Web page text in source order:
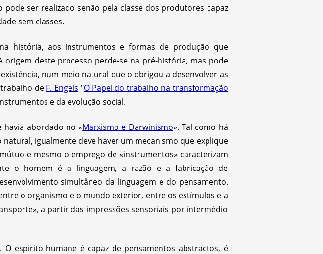
ser realizado senão pela classe dos produtores capaz
sem classes.
história, aos instrumentos e formas de produção que
deste processo perde-se na pré-história, mas pode
num meio natural que o obrigou a desenvolver as
de F. Engels "O Papel do trabalho na transformação
e da evolução social.
havia abordado no «Marxismo e Darwinismo». Tal como há
igualmente deve haver um mecanismo que explique
e mesmo o emprego de «instrumentos» caracterizam
o homem é a linguagem, a razão e a fabricação de
simultâneo da linguagem e do pensamento.
o organismo e o mundo exterior, entre os estímulos e a
a partir das impressões sensoriais por intermédio
espirito humane é capaz de pensamentos abstractos, é